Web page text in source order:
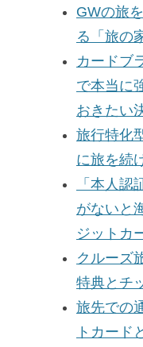
GWの旅
る「旅の
カードブ
で本当に
おきたい
旅行特化
に旅を続
「本人認
がないと
ジットカ
クルーズ
特典とチ
旅先での
トカード